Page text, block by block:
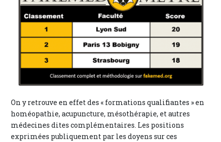
On y retrouve en effet des « formations qualifiantes » en
homéopathie, acupuncture, mésothérapie, et autres
médecines dites complémentaires. Les positions
exprimées publiquement par les doyens sur ces